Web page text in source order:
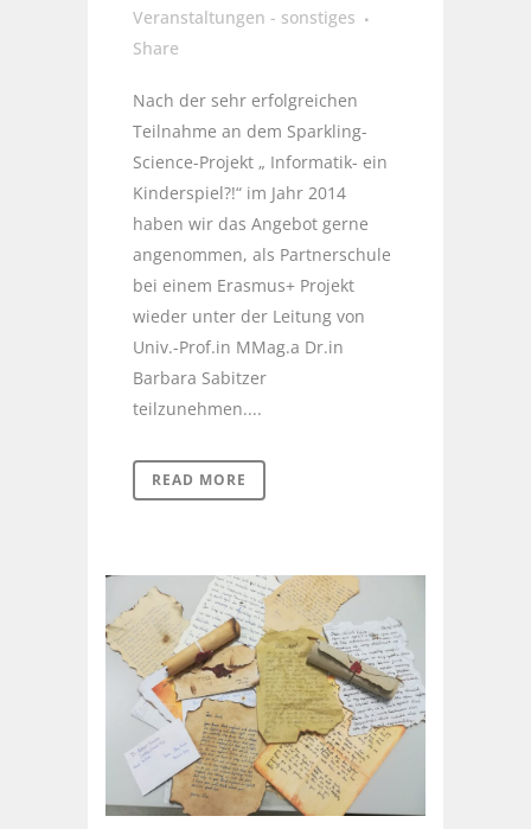
Veranstaltungen - sonstiges
Share
Nach der sehr erfolgreichen
Teilnahme an dem Sparkling-
Science-Projekt „ Informatik- ein
Kinderspiel?!“ im Jahr 2014
haben wir das Angebot gerne
angenommen, als Partnerschule
bei einem Erasmus+ Projekt
wieder unter der Leitung von
Univ.-Prof.in MMag.a Dr.in
Barbara Sabitzer
teilzunehmen....
READ MORE